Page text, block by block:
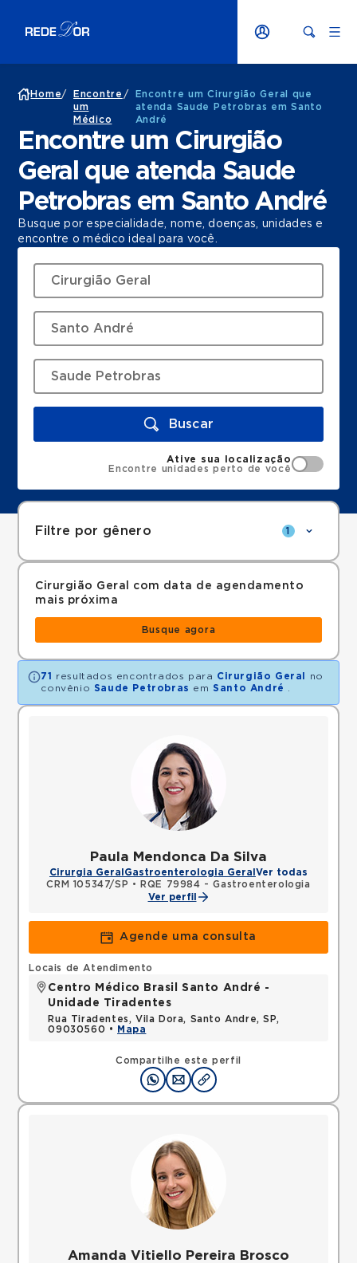
Home/
Encontre
um
Médico
/
Encontre um Cirurgião Geral que
atenda Saude Petrobras em Santo
André
Encontre um Cirurgião
Geral que atenda Saude
Petrobras em Santo André
Busque por especialidade, nome, doenças, unidades e
encontre o médico ideal para você.
Buscar
Ative sua localização
Encontre unidades perto de você
Filtre por gênero 1
Cirurgião Geral com data de agendamento
mais próxima
Busque agora
71 resultados encontrados para Cirurgião Geral
no
convênio Saude Petrobras em Santo André
Paula Mendonca Da Silva
Cirurgia Geral Gastroenterologia Geral Ver todas
CRM 105347/SP •
RQE 79984 - Gastroenterologia
Ver perfil
Agende uma consulta
Compartilhe este perfil
Locais de Atendimento
Centro Médico Brasil Santo André -
Unidade Tiradentes
Rua Tiradentes, Vila Dora, Santo Andre, SP,
09030560 •
Mapa
Amanda Vitiello Pereira Brosco